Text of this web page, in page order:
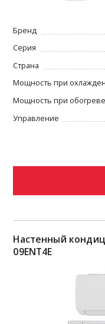
Бренд
Серия
Страна
Мощность при
Мощность при обогреве
Управление
Настенный
09ENT4E